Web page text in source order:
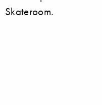
Skateroom.